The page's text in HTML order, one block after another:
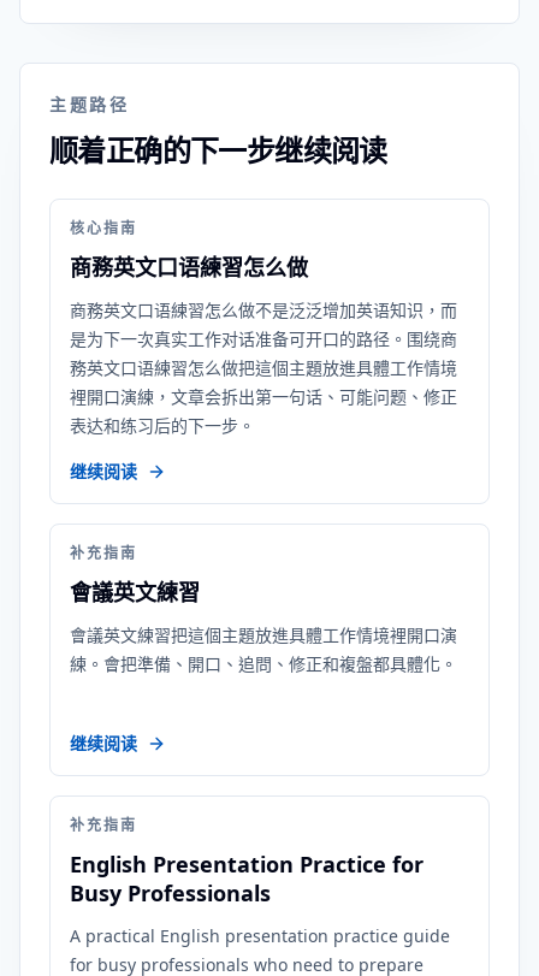
主题路径
顺着正确的下一步继续阅读
核心指南
商務英文口语練習怎么做
商務英文口语練習怎么做不是泛泛增加英语知识，而
是为下一次真实工作对话准备可开口的路径。围绕商
務英文口语練習怎么做把這個主題放進具體工作情境
裡開口演練，文章会拆出第一句话、可能问题、修正
表达和练习后的下一步。
继续阅读
补充指南
會議英文練習
會議英文練習把這個主題放進具體工作情境裡開口演
練。會把準備、開口、追問、修正和複盤都具體化。
继续阅读
补充指南
English Presentation Practice for
Busy Professionals
A practical English presentation practice guide
for busy professionals who need to prepare